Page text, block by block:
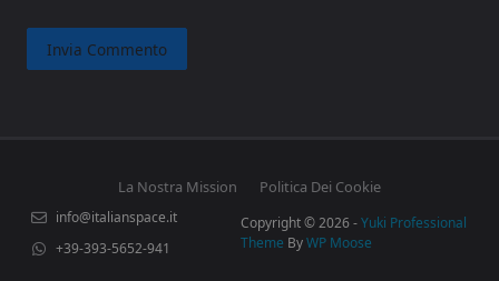
La Nostra Mission Politica Dei Cookie
info@italianspace.it
+39-393-5652-941
Copyright © 2026 -Yuki Professional
Theme ByWP Moose